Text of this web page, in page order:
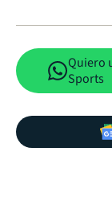
Quiero
Sports